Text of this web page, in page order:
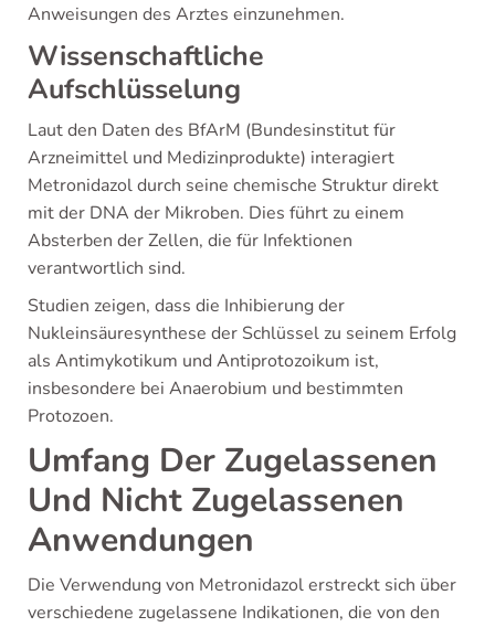
Anweisungen des Arztes einzunehmen.
Wissenschaftliche
Aufschlüsselung
Laut den Daten des BfArM (Bundesinstitut für
Arzneimittel und Medizinprodukte) interagiert
Metronidazol durch seine chemische Struktur direkt
mit der DNA der Mikroben. Dies führt zu einem
Absterben der Zellen, die für Infektionen
verantwortlich sind.
Studien zeigen, dass die Inhibierung der
Nukleinsäuresynthese der Schlüssel zu seinem Erfolg
als Antimykotikum und Antiprotozoikum ist,
insbesondere bei Anaerobium und bestimmten
Protozoen.
Umfang Der Zugelassenen
Und Nicht Zugelassenen
Anwendungen
Die Verwendung von Metronidazol erstreckt sich über
verschiedene zugelassene Indikationen, die von den